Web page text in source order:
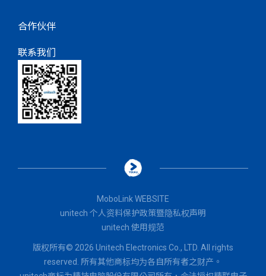
合作伙伴
联系我们
MoboLink WEBSITE
unitech 个人资料保护政策暨隐私权声明
unitech 使用规范
版权所有© 2026 Unitech Electronics Co., LTD. All rights
reserved. 所有其他商标均为各自所有者之财产。